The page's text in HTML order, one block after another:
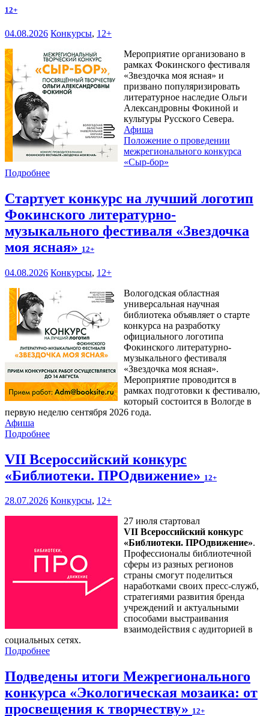
12+
04.08.2026 Конкурсы, 12+
Мероприятие организовано в
рамках Фокинского фестиваля
«Звездочка моя ясная» и
призвано популяризировать
литературное наследие Ольги
Александровны Фокиной и
культуры Русского Севера.
Афиша
Положение о проведении
межрегионального конкурса
«Сыр-бор»
Подробнее
Стартует конкурс на лучший логотип
Фокинского литературно-
музыкального фестиваля «Звездочка
моя ясная» 12+
04.08.2026 Конкурсы, 12+
Вологодская областная
универсальная научная
библиотека объявляет о старте
конкурса на разработку
официального логотипа
Фокинского литературно-
музыкального фестиваля
«Звездочка моя ясная».
Мероприятие проводится в
рамках подготовки к фестивалю,
который состоится в Вологде в
первую неделю сентября 2026 года.
Афиша
Подробнее
VII Всероссийский конкурс
«Библиотеки. ПРОдвижение» 12+
28.07.2026 Конкурсы, 12+
27 июля стартовал
VII Всероссийский конкурс
«Библиотеки. ПРОдвижение».
Профессионалы библиотечной
сферы из разных регионов
страны смогут поделиться
наработками своих пресс-служб,
стратегиями развития бренда
учреждений и актуальными
способами выстраивания
взаимодействия с аудиторией в
социальных сетях.
Подробнее
Подведены итоги Межрегионального
конкурса «Экологическая мозаика: от
просвещения к творчеству» 12+